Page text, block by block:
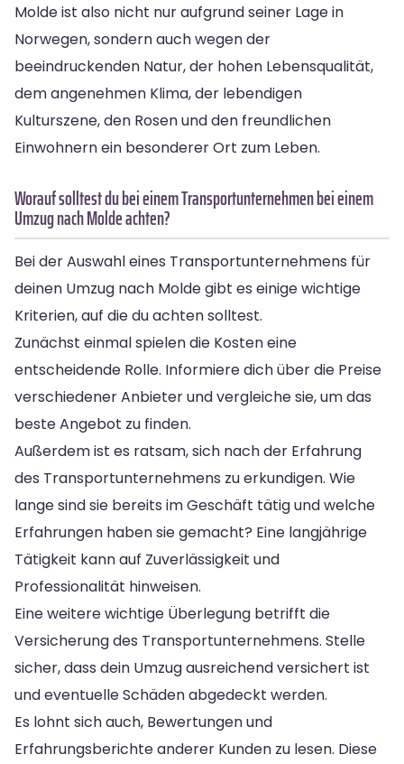
Molde ist also nicht nur aufgrund seiner Lage in
Norwegen, sondern auch wegen der
beeindruckenden Natur, der hohen Lebensqualität,
dem angenehmen Klima, der lebendigen
Kulturszene, den Rosen und den freundlichen
Einwohnern ein besonderer Ort zum Leben.
Worauf solltest du bei einem Transportunternehmen bei einem
Umzug nach Molde achten?
Bei der Auswahl eines Transportunternehmens für
deinen Umzug nach Molde gibt es einige wichtige
Kriterien, auf die du achten solltest.
Zunächst einmal spielen die Kosten eine
entscheidende Rolle. Informiere dich über die Preise
verschiedener Anbieter und vergleiche sie, um das
beste Angebot zu finden.
Außerdem ist es ratsam, sich nach der Erfahrung
des Transportunternehmens zu erkundigen. Wie
lange sind sie bereits im Geschäft tätig und welche
Erfahrungen haben sie gemacht? Eine langjährige
Tätigkeit kann auf Zuverlässigkeit und
Professionalität hinweisen.
Eine weitere wichtige Überlegung betrifft die
Versicherung des Transportunternehmens. Stelle
sicher, dass dein Umzug ausreichend versichert ist
und eventuelle Schäden abgedeckt werden.
Es lohnt sich auch, Bewertungen und
Erfahrungsberichte anderer Kunden zu lesen. Diese